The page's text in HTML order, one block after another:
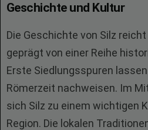
Geschichte und Kultur
Die Geschichte von Silz
geprägt von einer Reihe
Erste Siedlungsspuren
Römerzeit nachweisen. Im
sich Silz zu einem wichtigen
Region. Die lokalen